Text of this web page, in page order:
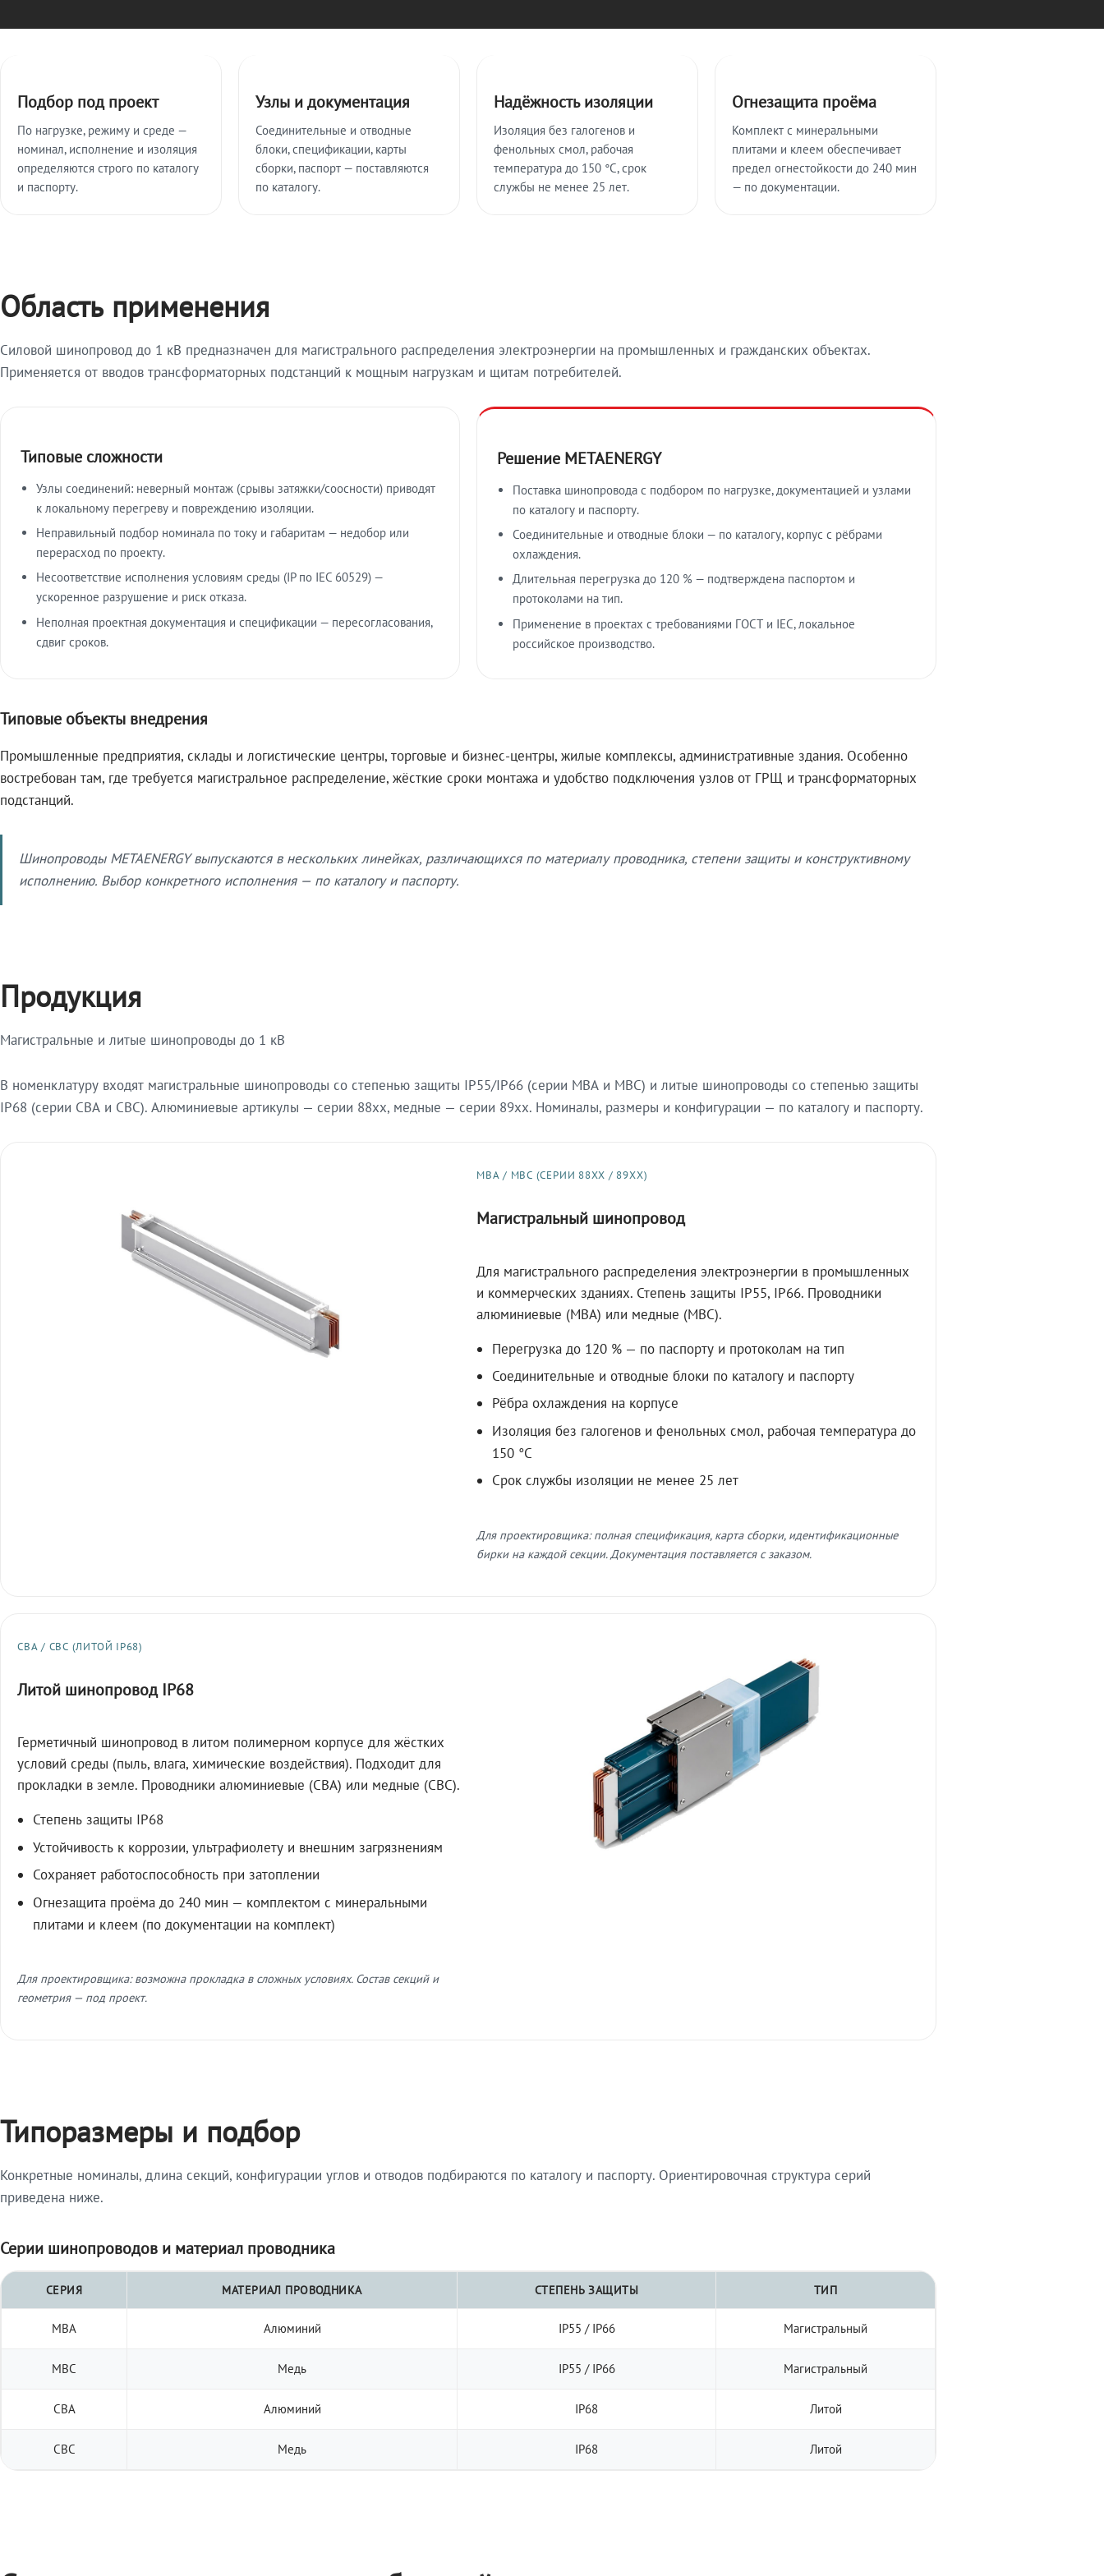
Подбор под проект
По нагрузке, режиму и среде —
номинал, исполнение и изоляция
определяются строго по каталогу
и паспорту.
Узлы и документация
Соединительные и отводные
блоки, спецификации, карты
сборки, паспорт — поставляются
по каталогу.
Надёжность изоляции
Изоляция без галогенов и
фенольных смол, рабочая
температура до 150 °C, срок
службы не менее 25 лет.
Огнезащита проёма
Комплект с минеральными
плитами и клеем обеспечивает
предел огнестойкости до 240 мин
— по документации.
Область применения
Силовой шинопровод до 1 кВ предназначен для магистрального распределения электроэнергии на промышленных и гражданских объектах.
Применяется от вводов трансформаторных подстанций к мощным нагрузкам и щитам потребителей.
Типовые сложности
Узлы соединений: неверный монтаж (срывы затяжки/соосности) приводят
к локальному перегреву и повреждению изоляции.
Неправильный подбор номинала по току и габаритам — недобор или
перерасход по проекту.
Несоответствие исполнения условиям среды (IP по IEC 60529) —
ускоренное разрушение и риск отказа.
Неполная проектная документация и спецификации — пересогласования,
сдвиг сроков.
Решение METAENERGY
Поставка шинопровода с подбором по нагрузке, документацией и узлами
по каталогу и паспорту.
Соединительные и отводные блоки — по каталогу, корпус с рёбрами
охлаждения.
Длительная перегрузка до 120 % — подтверждена паспортом и
протоколами на тип.
Применение в проектах с требованиями ГОСТ и IEC, локальное
российское производство.
Типовые объекты внедрения
Промышленные предприятия, склады и логистические центры, торговые и бизнес-центры, жилые комплексы, административные здания. Особенно
востребован там, где требуется магистральное распределение, жёсткие сроки монтажа и удобство подключения узлов от ГРЩ и трансформаторных
подстанций.
Шинопроводы METAENERGY выпускаются в нескольких линейках, различающихся по материалу проводника, степени защиты и конструктивному
исполнению. Выбор конкретного исполнения — по каталогу и паспорту.
Продукция
Магистральные и литые шинопроводы до 1 кВ
В номенклатуру входят магистральные шинопроводы со степенью защиты IP55/IP66 (серии МВА и МВС) и литые шинопроводы со степенью защиты
IP68 (серии СВА и СВС). Алюминиевые артикулы — серии 88xx, медные — серии 89xx. Номиналы, размеры и конфигурации — по каталогу и паспорту.
МВА / МВС (СЕРИИ 88XX / 89XX)
Магистральный шинопровод
Для магистрального распределения электроэнергии в промышленных
и коммерческих зданиях. Степень защиты IP55, IP66. Проводники
алюминиевые (МВА) или медные (МВС).
Перегрузка до 120 % — по паспорту и протоколам на тип
Соединительные и отводные блоки по каталогу и паспорту
Рёбра охлаждения на корпусе
Изоляция без галогенов и фенольных смол, рабочая температура до
150 °C
Срок службы изоляции не менее 25 лет
Для проектировщика: полная спецификация, карта сборки, идентификационные
бирки на каждой секции. Документация поставляется с заказом.
СВА / СВС (ЛИТОЙ IP68)
Литой шинопровод IP68
Герметичный шинопровод в литом полимерном корпусе для жёстких
условий среды (пыль, влага, химические воздействия). Подходит для
прокладки в земле. Проводники алюминиевые (СВА) или медные (СВС).
Степень защиты IP68
Устойчивость к коррозии, ультрафиолету и внешним загрязнениям
Сохраняет работоспособность при затоплении
Огнезащита проёма до 240 мин — комплектом с минеральными
плитами и клеем (по документации на комплект)
Для проектировщика: возможна прокладка в сложных условиях. Состав секций и
геометрия — под проект.
Типоразмеры и подбор
Конкретные номиналы, длина секций, конфигурации углов и отводов подбираются по каталогу и паспорту. Ориентировочная структура серий
приведена ниже.
Серии шинопроводов и материал проводника
СЕРИЯ МАТЕРИАЛ ПРОВОДНИКА СТЕПЕНЬ ЗАЩИТЫ ТИП
МВА Алюминий IP55 / IP66 Магистральный
МВС Медь IP55 / IP66 Магистральный
СВА Алюминий IP68 Литой
СВС Медь IP68 Литой